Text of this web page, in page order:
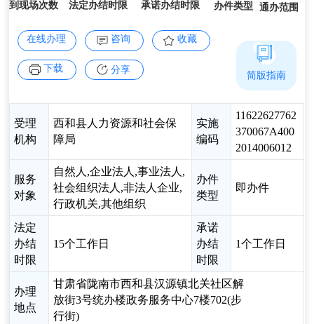
到现场次数 法定办结时限 承诺办结时限
办件类型
通办范围
在线办理 咨询 收藏
下载 分享
受理
机构
西和县人力资源和社会保
障局
实施
编码
11622627762
370067A400
2014006012
服务
对象
自然人,企业法人,事业法人,
社会组织法人,非法人企业,
行政机关,其他组织
办件
类型
即办件
法定
办结
时限
15个工作日
承诺
办结
时限
1个工作日
办理
地点
甘肃省陇南市西和县汉源镇北关社区解
放街3号统办楼政务服务中心7楼702(步
行街)
简版指南